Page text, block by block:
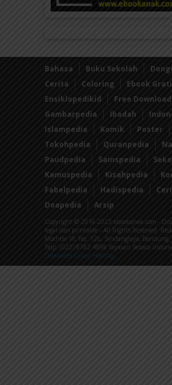
Bahasa Buku Sekolah
Cerita
Coloring
Ebook
Ensiklopedikid
Free
Gambarpedia
Ibadah
Islampedia
Komik
Poster
Tokohpedia
Quranpedia
Paudpedia
Sainspedia
Kamuspedia
Kisahpedia
Fabelpedia
Hadispedia
Doapedia
Arsip
Copyright © 2016-2023 ebookanak.com -
legal dan printable - All Rights Reserved.
Mochtar III, No. 126, Sindanglaya, Bandung,
Telp: (022) 8782 4898 Yayasan Sebaca
Dewaweb Cloud Hosting